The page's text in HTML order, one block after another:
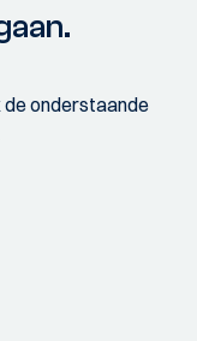
de onderstaande